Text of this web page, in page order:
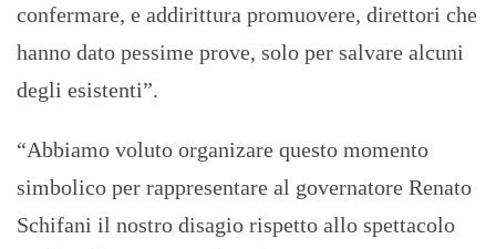
confermare, e addirittura promuovere, direttori che
hanno dato pessime prove, solo per salvare alcuni
degli esistenti”.
“Abbiamo voluto organizare questo momento
simbolico per rappresentare al governatore Renato
Schifani il nostro disagio rispetto allo spettacolo